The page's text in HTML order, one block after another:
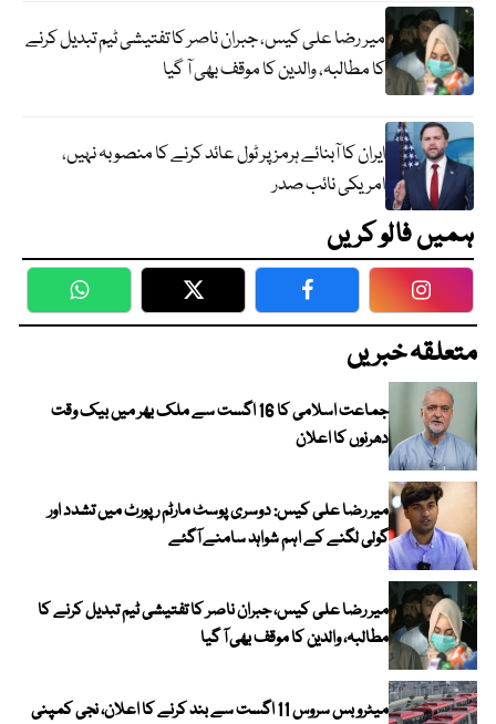
میر رضا علی کیس، جبران ناصر کا تفتیشی ٹیم تبدیل کرنے
کا مطالبہ، والدین کا موقف بھی آ گیا
ایران کا آبنائے ہرمز پر ٹول عائد کرنے کا منصوبہ نہیں،
امریکی نائب صدر
ہمیں فالو کریں
WhatsApp Twitter Facebook
متعلقہ خبریں
جماعت اسلامی کا 16 اگست سے ملک بھر میں بیک وقت
دھرنوں کا اعلان
میر رضا علی کیس: دوسری پوسٹ مارٹم رپورٹ میں تشدد اور
گولی لگنے کے اہم شواہد سامنے آگئے
میر رضا علی کیس، جبران ناصر کا تفتیشی ٹیم تبدیل کرنے کا
مطالبہ، والدین کا موقف بھی آ گیا
میٹرو بس سروس 11 اگست سے بند کرنے کا اعلان، نجی کمپنی